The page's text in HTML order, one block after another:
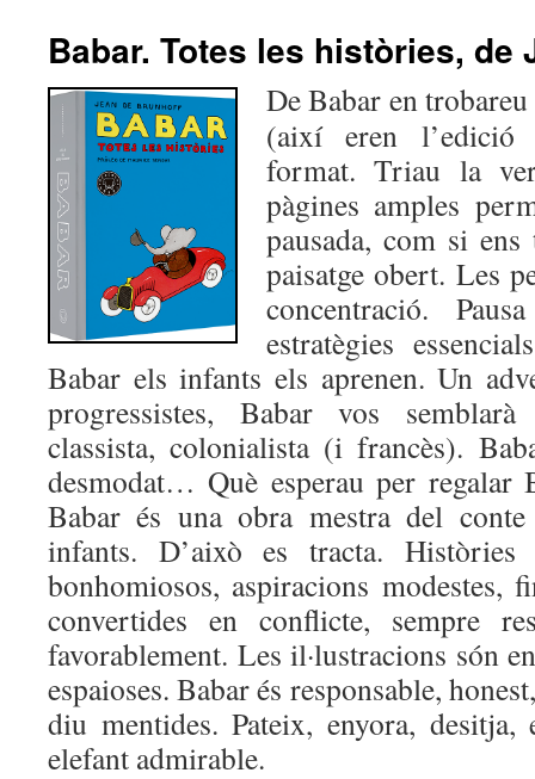
Babar. Totes les històries, de
De Babar en
(així eren
format. Triau la
pàgines amples
pausada, com si
paisatge obert. Les
concentració.
estratègies
Babar els infants els aprenen. Un
progressistes, Babar vos semblarà
classista, colonialista (i francès).
desmodat… Què esperau per regalar
Babar és una obra mestra del
infants. D’això es tracta. Històries
bonhomiosos, aspiracions modestes,
convertides en conflicte, sempre
favorablement. Les il·lustracions són
espaioses. Babar és responsable,
diu mentides. Pateix, enyora,
elefant admirable.